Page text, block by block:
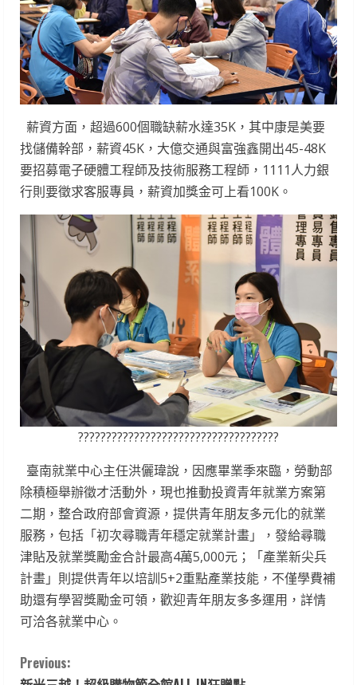
薪資方面，超過600個職缺薪水達35K，其中康是美要
找儲備幹部，薪資45K，大億交通與富強鑫開出45-48K
要招募電子硬體工程師及技術服務工程師，1111人力銀
行則要徵求客服專員，薪資加獎金可上看100K。
????????????????????????????????????
臺南就業中心主任洪儷瑋說，因應畢業季來臨，勞動部
除積極舉辦徵才活動外，現也推動投資青年就業方案第
二期，整合政府部會資源，提供青年朋友多元化的就業
服務，包括「初次尋職青年穩定就業計畫」，發給尋職
津貼及就業獎勵金合計最高4萬5,000元；「產業新尖兵
計畫」則提供青年以培訓5+2重點產業技能，不僅學費補
助還有學習獎勵金可領，歡迎青年朋友多多運用，詳情
可洽各就業中心。
C
Previous: